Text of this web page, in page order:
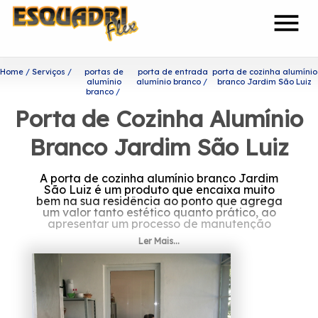
menu
Home Serviços
portas de
alumínio
branco
porta de entrada
alumínio branco
porta de cozinha alumínio
branco Jardim São Luiz
Porta de Cozinha Alumínio
Branco Jardim São Luiz
A porta de cozinha alumínio branco Jardim
São Luiz é um produto que encaixa muito
bem na sua residência ao ponto que agrega
um valor tanto estético quanto prático, ao
apresentar um processo de manutenção
simplificado.
Você está procurando por
porta de cozinha alumínio
branco Jardim São Luiz?
Ler Mais...